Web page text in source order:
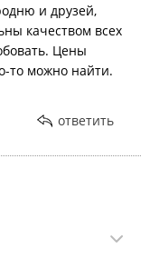
и друзей,
качеством всех
Цены
то можно найти.
ответить